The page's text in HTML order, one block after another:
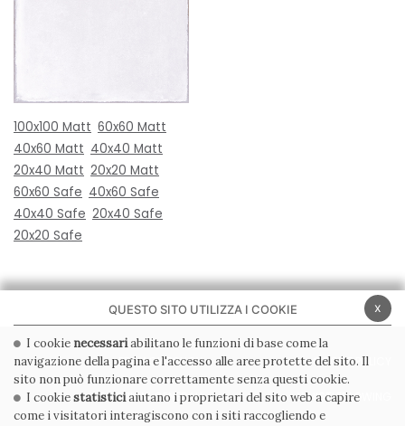
100x100 Matt 60x60 Matt
40x60 Matt 40x40 Matt
20x40 Matt 20x20 Matt
60x60 Safe 40x60 Safe
40x40 Safe 20x40 Safe
20x20 Safe
PRIVACY POLICY COOKIE POLICY
CONDIZIONI GENERALI WHISTLEBLOWING
x
QUESTO SITO UTILIZZA I COOKIE
I cookie necessariabilitano le funzioni di base come la
navigazione della pagina e l'accesso alle aree protette del sito. Il
sito non può funzionare correttamente senza questi cookie.
I cookiestatisticiaiutano i proprietari del sito web a capire
come i visitatori interagiscono con i siti raccogliendo e